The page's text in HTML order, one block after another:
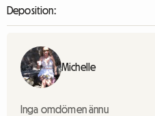
Deposition:
Michelle
Inga omdömen ännu